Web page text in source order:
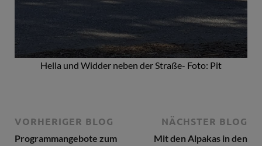
Hella und Widder neben der Straße- Foto: Pit
VORHERIGER BLOG
Programmangebote zum
NÄCHSTER BLOG
Mit den Alpakas in den